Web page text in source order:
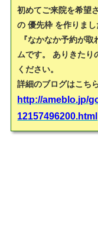
初めてご来院を希望
の 優先枠 を作りまし
『なかなか予約が取
ムです。 ありきたり
ください。
詳細のブログはこち
http://ameblo.jp/
12157496200.html